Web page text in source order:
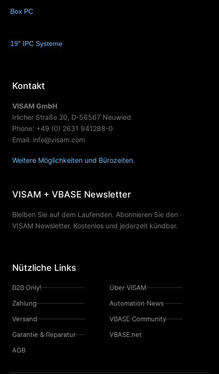
Box PC
19" IPC Systeme
Kontakt
VISAM GmbH
Irlicher Straße 20, D-56567 Neuwied
Phone: +49 (0) 2631 941288-0
Email: info@visam.com
Weitere Möglichkeiten und Bürozeiten.
VISAM + VBASE Newsletter
Bleiben Sie auf dem Laufenden. Abonnieren Sie den
VISAM Newsletter. Kostenlos und jederzeit kündbar.
Nützliche Links
B2B Only!
Zahlung
Versand
Garantie & Reparatur
AGB
Über VISAM
Automation News
VBASE Community
VBASE.net